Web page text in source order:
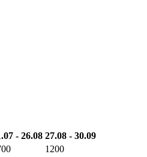
- 26.08 27.08 - 30.09
1200